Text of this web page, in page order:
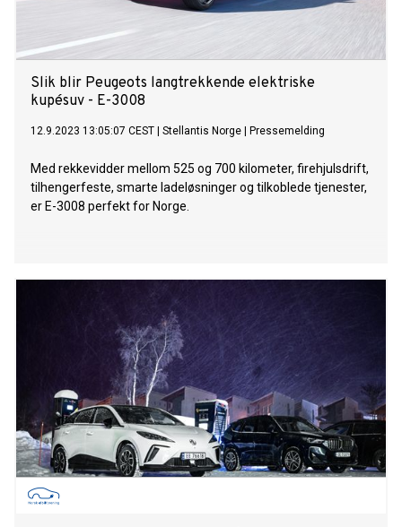
Slik blir Peugeots langtrekkende elektriske
kupésuv - E-3008
12.9.2023 13:05:07 CEST Stellantis Norge Pressemelding
Med rekkevidder mellom 525 og 700 kilometer, firehjulsdrift,
tilhengerfeste, smarte ladeløsninger og tilkoblede tjenester,
er E-3008 perfekt for Norge.